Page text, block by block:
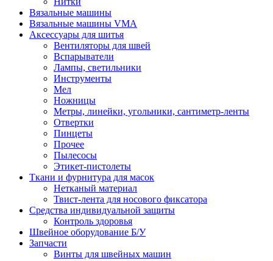
Вязальные машины
Вязальные машины VMA
Аксессуары для шитья
Вентиляторы для швей
Вспарыватели
Лампы, светильники
Инструменты
Мел
Ножницы
Метры, линейки, угольники, сантиметр-ленты
Отвертки
Пинцеты
Прочее
Пылесосы
Этикет-пистолеты
Ткани и фурнитура для масок
Нетканый материал
Твист-лента для носового фиксатора
Средства индивидуальной защиты
Контроль здоровья
Швейное оборудование Б/У
Запчасти
Винты для швейных машин